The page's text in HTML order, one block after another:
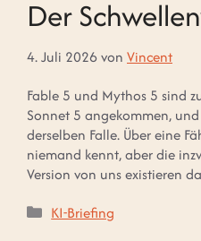
Der
4. Juli 2026von Vincent
Fable 5 und Mythos 5 sind
Sonnet 5 angekommen,
derselben Falle. Über eine
niemand kennt, aber die
Version von uns existieren
Kategorien
KI-Briefing